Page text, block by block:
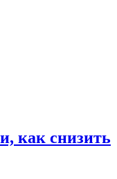
как снизить